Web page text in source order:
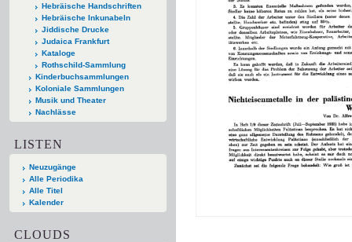
Hebräische Handschriften
Hebräische Inkunabeln
Jiddische Drucke
Judaica Frankfurt
Kataloge
Rothschild-Sammlung
Kinderbuchsammlungen
Koloniale Sammlungen
Musik und Theater
Nachlässe
LISTEN
Neuzugänge
Alle Periodika
Alle Titel
Kalender
CLOUDS